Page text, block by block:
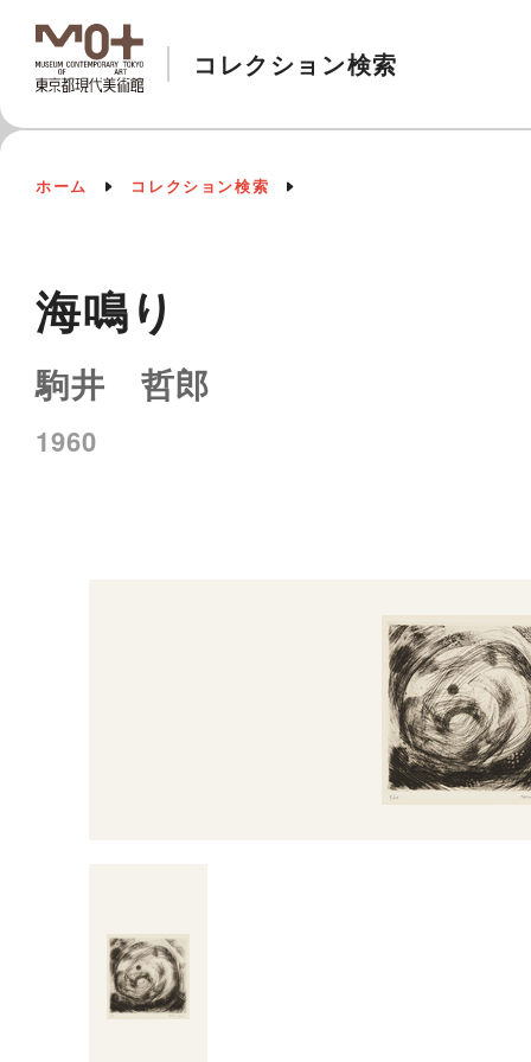
コレクション検索
ホーム コレクション検索
海鳴り
駒井 哲郎
1960